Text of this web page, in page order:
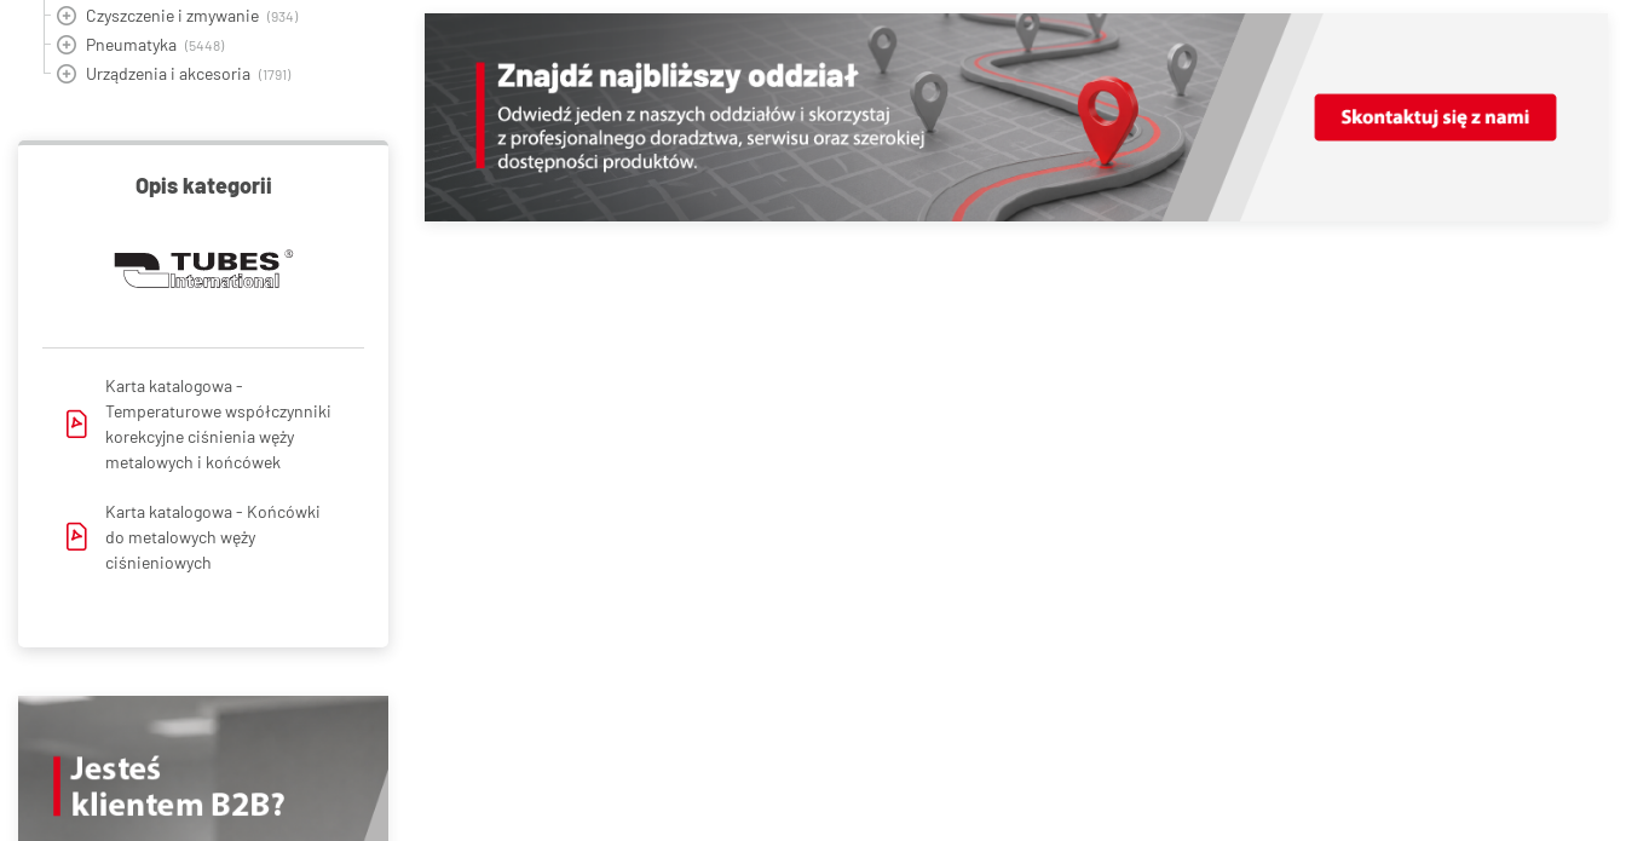
Czyszczenie i zmywanie (934)
Pneumatyka (5448)
Urządzenia i akcesoria (1791)
Opis kategorii
Karta katalogowa -
Temperaturowe współczynniki
korekcyjne ciśnienia węży
metalowych i końcówek
Karta katalogowa - Końcówki
do metalowych węży
ciśnieniowych